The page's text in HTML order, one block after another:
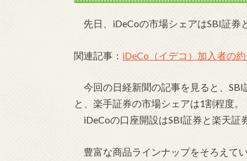
先日、iDeCoの市場シェアはSBI証券
関連記事： iDeCo（イデコ）加入者の
今回の日経新聞の記事を見ると、SBI
と、楽手証券の市場シェアは1割程度。
iDeCoの口座開設はSBI証券と楽天証
豊富な商品ラインナップをそろえて